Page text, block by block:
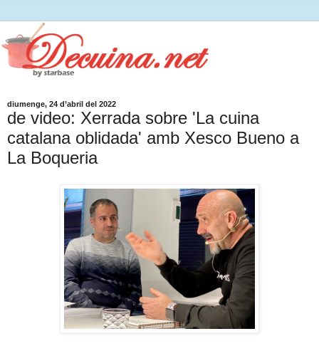
diumenge, 24 d’abril del 2022
de video: Xerrada sobre 'La cuina
catalana oblidada' amb Xesco Bueno a
La Boqueria